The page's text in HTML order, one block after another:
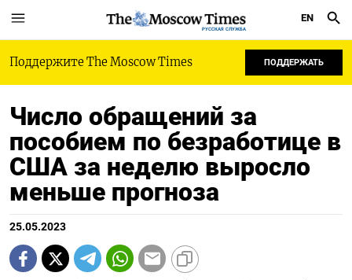
РУССКАЯ СЛУЖБА
EN
Поддержите The Moscow Times ПОДДЕРЖАТЬ
Число обращений за
пособием по безработице в
США за неделю выросло
меньше прогноза
25.05.2023